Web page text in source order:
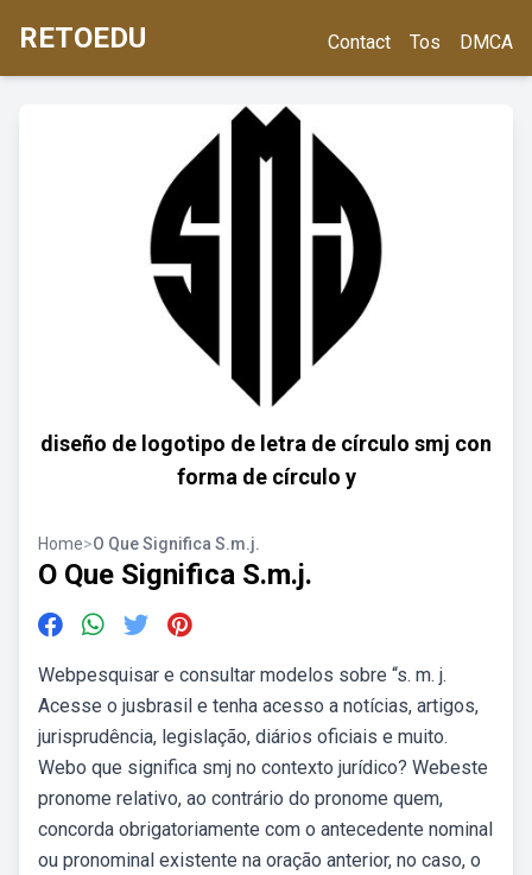
RETOEDU Contact Tos DMCA
diseño de logotipo de letra de círculo smj con
forma de círculo y
Home>O Que Significa S.m.j.
O Que Significa S.m.j.
Webpesquisar e consultar modelos sobre “s. m. j.
Acesse o jusbrasil e tenha acesso a notícias, artigos,
jurisprudência, legislação, diários oficiais e muito.
Webo que significa smj no contexto jurídico? Webeste
pronome relativo, ao contrário do pronome quem,
concorda obrigatoriamente com o antecedente nominal
ou pronominal existente na oração anterior, no caso, o